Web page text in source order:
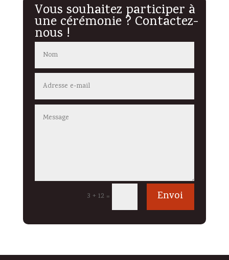
Vous souhaitez participer à
une cérémonie ? Contactez-
nous !
3 + 12 = Envoi